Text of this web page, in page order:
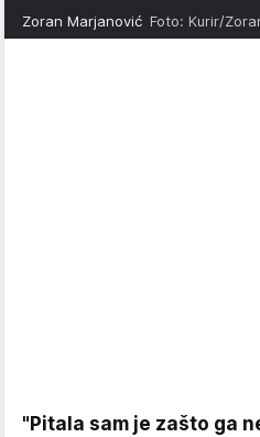
Zoran Marjanović Foto: Kurir/
"Pitala sam je zašto ga